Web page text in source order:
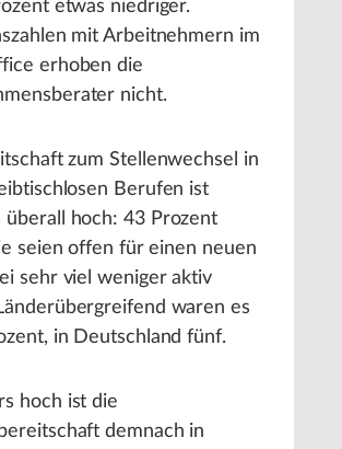
etwas niedriger.
mit Arbeitnehmern im
erhoben die
nicht.
zum Stellenwechsel in
Berufen ist
überall hoch: 43 Prozent
seien offen für einen neuen
sehr viel weniger aktiv
waren es
in Deutschland fünf.
hoch ist die
demnach in